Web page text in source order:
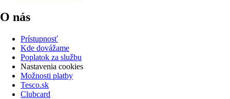
O nás
Prístupnosť
Kde dovážame
Poplatok za službu
Nastavenia cookies
Možnosti platby
Tesco.sk
Clubcard